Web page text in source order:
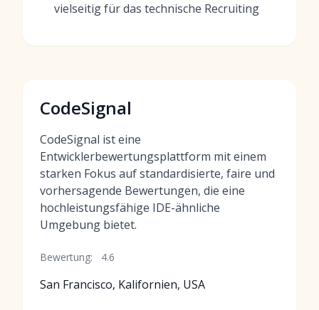
vielseitig für das technische Recruiting
CodeSignal
CodeSignal ist eine
Entwicklerbewertungsplattform mit einem
starken Fokus auf standardisierte, faire und
vorhersagende Bewertungen, die eine
hochleistungsfähige IDE-ähnliche
Umgebung bietet.
Bewertung: 4.6
San Francisco, Kalifornien, USA